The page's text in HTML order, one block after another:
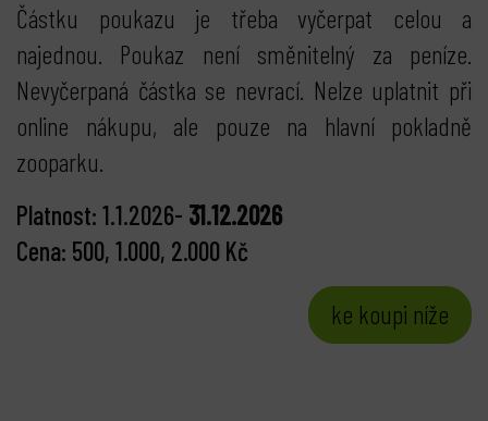
Částku poukazu je třeba vyčerpat celou a
najednou. Poukaz není směnitelný za peníze.
Nevyčerpaná částka se nevrací. Nelze uplatnit při
online nákupu, ale pouze na hlavní pokladně
zooparku.
Platnost: 1.1.2026- 31.12.2026
Cena: 500, 1.000, 2.000 Kč
ke koupi níže